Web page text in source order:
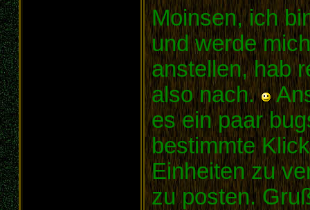
Moinsen, ich
und werde
anstellen, hab
also nach.
es ein paar
bestimmte
Einheiten zu
zu posten.